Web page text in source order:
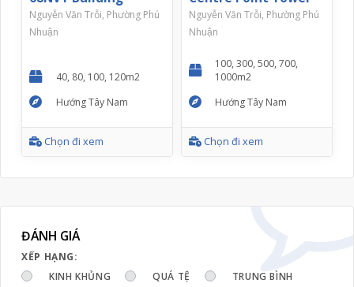
Nguyễn Văn Trỗi, Phường Phú
Nhuận
40, 80, 100, 120m2
Hướng Tây Nam
Chọn đi xem
Nguyễn Văn Trỗi, Phường Phú
Nhuận
100, 300, 500, 700,
1000m2
Hướng Tây Nam
Chọn đi xem
ĐÁNH GIÁ
XẾP HẠNG:
KINH KHỦNG
QUÁ TỆ
TRUNG BÌNH